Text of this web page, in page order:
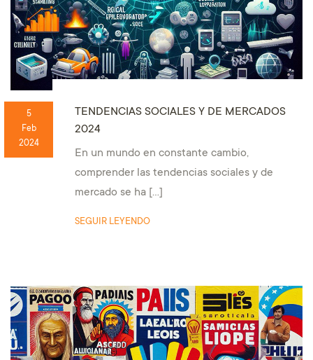
5
Feb
2024
TENDENCIAS SOCIALES Y DE MERCADOS
2024
En un mundo en constante cambio,
comprender las tendencias sociales y de
mercado se ha […]
SEGUIR LEYENDO